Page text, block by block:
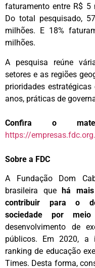
faturamento entre R$
Do total pesquisado,
milhões. E 18%
milhões.
A pesquisa reúne
setores e as regiões
prioridades
anos, práticas de
Confira o
https://
Sobre a FDC
A Fundação Dom
brasileira que
há
contribuir para o
sociedade por
desenvolvimento de
públicos. Em 2020,
ranking de educação
Times. Desta forma,